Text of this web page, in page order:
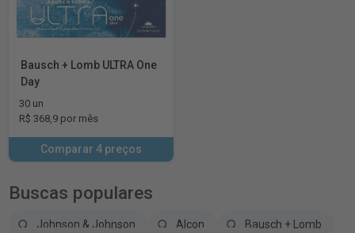
Bausch + Lomb ULTRA One
Day
30 un
R$ 368,9 por mês
Comparar 4 preços
Buscas populares
Johnson & Johnson Alcon
Bausch + Lomb